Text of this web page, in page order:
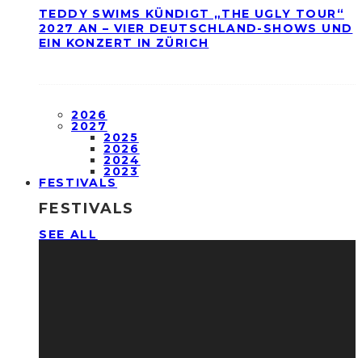
TEDDY SWIMS KÜNDIGT „THE UGLY TOUR“
2027 AN – VIER DEUTSCHLAND-SHOWS UND
EIN KONZERT IN ZÜRICH
2026
2027
2025
2026
2024
2023
FESTIVALS
FESTIVALS
SEE ALL